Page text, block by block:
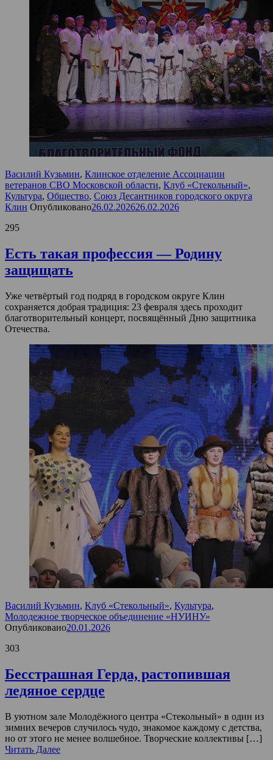
Василий Кузьмин, Клинское отделение Ассоциации
ветеранов СВО Московской области, Клуб «Стекольный»,
Культура, Общество, Союз Десантников городского округа
Клин Опубликовано26.02.202626.02.2026
295
Есть такая профессия — Родину
защищать
Уже четвёртый год подряд в городском округе Клин
сохраняется добрая традиция: 23 февраля здесь проходит
благотворительный концерт, посвящённый Дню защитника
Отечества.
Василий Кузьмин, Клуб «Стекольный», Культура,
Молодежное творческое объединение «НУИНУ»
Опубликовано20.01.2026
303
Бесстрашная Герда, растопившая
ледяное сердце
В уютном зале Молодёжного центра «Стекольный» в один из
зимних вечеров случилось чудо, знакомое каждому с детства,
но от этого не менее волшебное. Творческие коллективы […]
Читать Далее